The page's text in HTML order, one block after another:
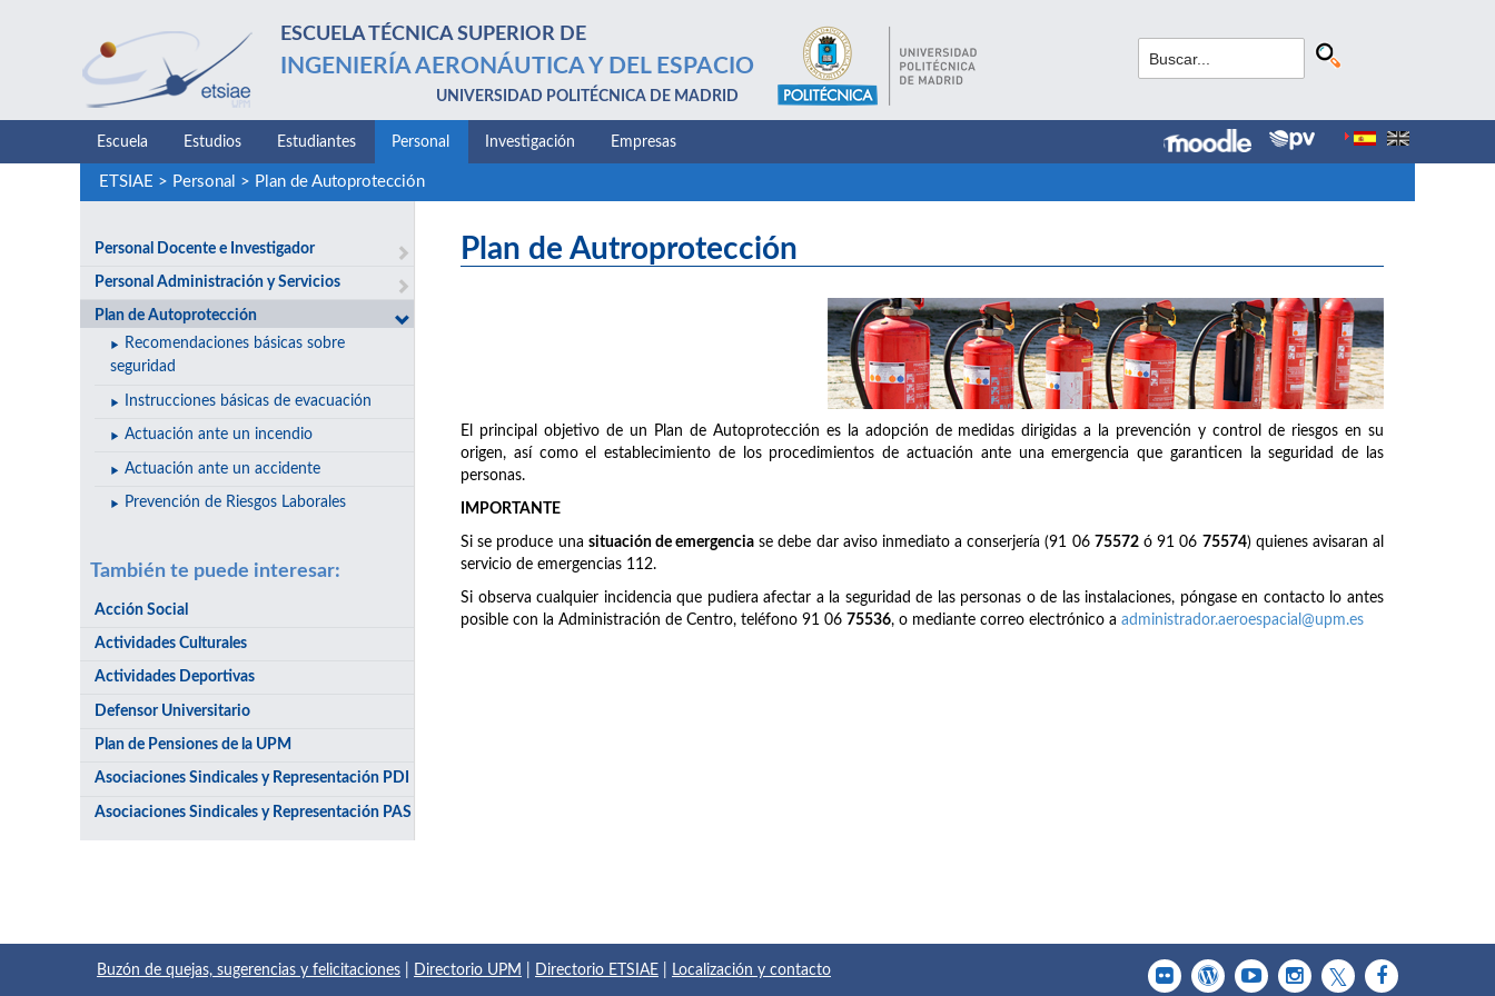
ESCUELA TÉCNICA SUPERIOR DE
INGENIERÍA AERONÁUTICA Y DEL ESPACIO
UNIVERSIDAD POLITÉCNICA DE MADRID
Escuela Estudios Estudiantes Personal Investigación Empresas
ETSIAE > Personal > Plan de Autoprotección
Personal Docente e Investigador
Personal Administración y Servicios
Plan de Autoprotección
Recomendaciones básicas sobre
seguridad
Instrucciones básicas de evacuación
Actuación ante un incendio
Actuación ante un accidente
Prevención de Riesgos Laborales
También te puede interesar:
Acción Social
Actividades Culturales
Actividades Deportivas
Defensor Universitario
Plan de Pensiones de la UPM
Asociaciones Sindicales y Representación PDI
Asociaciones Sindicales y Representación PAS
Plan de Autroprotección
El principal objetivo de un Plan de Autoprotección es la adopción de medidas dirigidas a la prevención y control de riesgos en su
origen, así como el establecimiento de los procedimientos de actuación ante una emergencia que garanticen la seguridad de las
personas.
IMPORTANTE
Si se produce una situación de emergencia se debe dar aviso inmediato a conserjería (91 06 75572ó 91 06 75574) quienes avisaran al
servicio de emergencias 112.
Si observa cualquier incidencia que pudiera afectar a la seguridad de las personas o de las instalaciones, póngase en contacto lo antes
posible con la Administración de Centro, teléfono 91 06 75536, o mediante correo electrónico a administrador.aeroespacial@upm.es
Buzón de quejas, sugerencias y felicitaciones Directorio UPM Directorio ETSIAE Localización y contacto